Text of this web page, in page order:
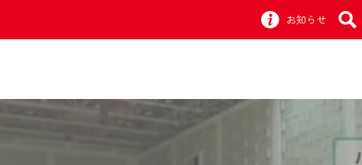
お知らせ
お知らせ